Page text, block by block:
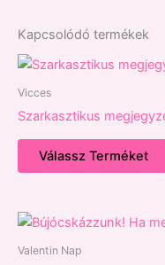
Kapcsolódó termékek
Vicces
Szarkasztikus
Válassz Terméket
Valentin Nap